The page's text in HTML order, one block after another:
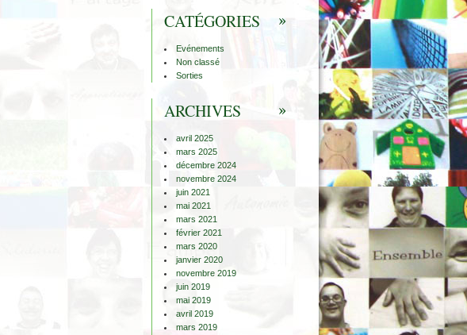
CATÉGORIES
Evénements
Non classé
Sorties
ARCHIVES
avril 2025
mars 2025
décembre 2024
novembre 2024
juin 2021
mai 2021
mars 2021
février 2021
mars 2020
janvier 2020
novembre 2019
juin 2019
mai 2019
avril 2019
mars 2019